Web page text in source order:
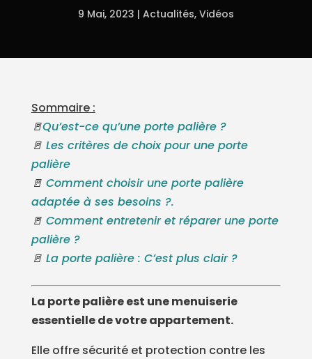
9 Mai, 2023 Actualités, Vidéos
Sommaire :
🚪Qu’est-ce qu’une porte palière ?
🚪 Les critères de choix pour une porte
palière
🚪 Comment choisir une porte palière
adaptée à ses besoins ?.
🚪 Comment entretenir et réparer une porte
palière ?
🚪 La porte palière : C’est plus clair ?
La porte palière est une menuiserie
essentielle de votre appartement.
Elle offre sécurité et protection contre les